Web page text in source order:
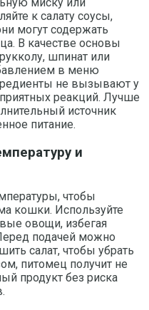
миску или
к салату соусы,
могут содержать
В качестве основы
шпинат или
в меню
не вызывают у
реакций. Лучше
источник
питание.
и
чтобы
кошки. Используйте
овощи, избегая
подачей можно
салат, чтобы убрать
питомец получит не
продукт без риска